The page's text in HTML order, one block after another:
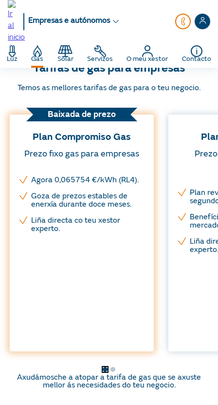
ao
contido
principal
Empresas e autónomos
Luz Gas Solar Servizos O meu xestor Contacto
Empresas e autónomos Gas
Tarifas de gas para empresas
Temos as mellores tarifas de gas para o teu negocio.
Baixada de prezo
Plan Compromiso Gas
Prezo fixo gas para empresas
Agora 0,065754 €/kWh (RL4).
Goza de prezos estables de
enerxía durante doce meses.
Liña directa co teu xestor
experto.
Plan
Liña
experto.
Axudámosche a atopar a tarifa de gas que se axuste
mellor ás necesidades do teu negocio.